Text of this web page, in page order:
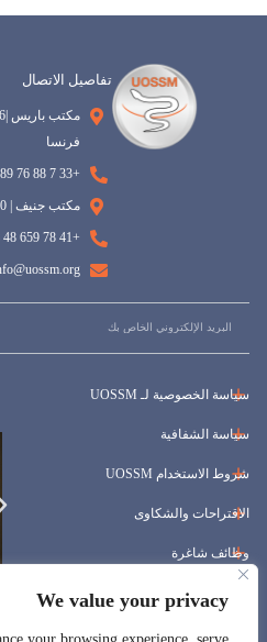
We value your privacy
تفاصيل الاتصال
فرنسا
+33 7 88 76 89 88
مكتب جنيف | 150 طريق فيرني، 1211 جنيف، سويسرا
+41 78 659 48 48
سياسة الخصوصية لـ UOSSM
سياسة الشفافية
شروط الاستخدام UOSSM
الاقتراحات والشكاوى
وظائف شاغرة